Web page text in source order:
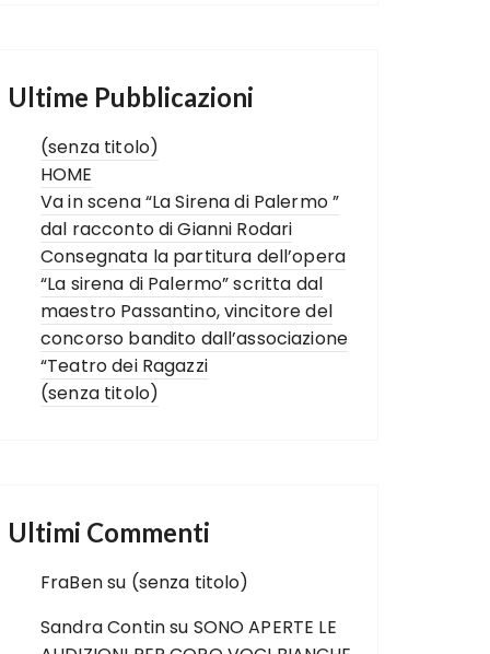
Ultime Pubblicazioni
(senza titolo)
HOME
Va in scena “La Sirena di Palermo ”
dal racconto di Gianni Rodari
Consegnata la partitura dell’opera
“La sirena di Palermo” scritta dal
maestro Passantino, vincitore del
concorso bandito dall’associazione
“Teatro dei Ragazzi
(senza titolo)
Ultimi Commenti
FraBensu (senza titolo)
Sandra Continsu SONO APERTE LE